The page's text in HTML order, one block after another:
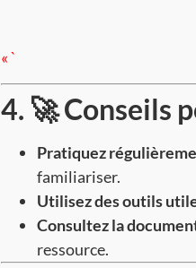
« `
4. 🚀 Conseils
Pratiquez
familiariser.
Utilisez des outils
Consultez la
ressource.